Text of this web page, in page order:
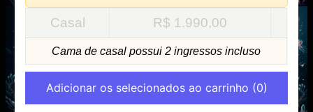
Casal R$ 1.990,00
Cama de casal possui 2 ingressos incluso
Adicionar os selecionados ao carrinho (0)